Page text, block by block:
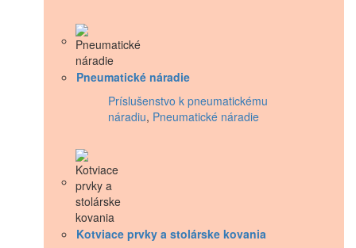
Pneumatické náradie
Príslušenstvo k pneumatickému
náradiu, Pneumatické náradie
Kotviace prvky a stolárske kovania